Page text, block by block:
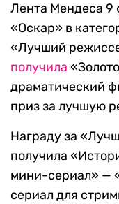
Лента Мендеса 9
«Оскар» в
«Лучший
получила
драматический
приз за лучшую
Награду за
получила
мини-сериал» —
сериал для